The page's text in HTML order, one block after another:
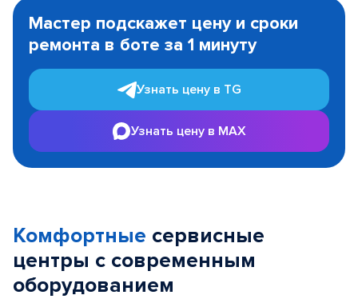
1
Мастер подскажет цену и сроки
ремонта в боте за 1 минуту
Узнать цену в TG
Узнать цену в MAX
Комфортные сервисные
центры с современным
оборудованием